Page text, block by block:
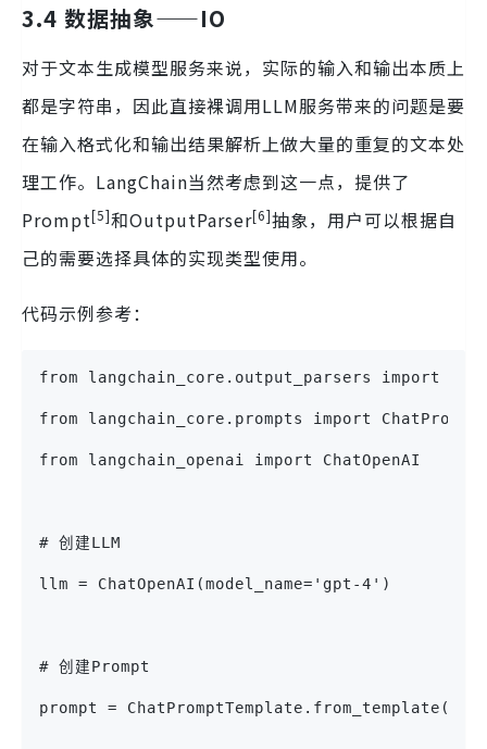
3.4 数据抽象——IO
对于文本生成模型服务来说，实际的输入和输出本质上
都是字符串，因此直接裸调用LLM服务带来的问题是要
在输入格式化和输出结果解析上做大量的重复的文本处
理工作。LangChain当然考虑到这一点，提供了
Prompt[5]和OutputParser[6]抽象，用户可以根据自
己的需要选择具体的实现类型使用。
代码示例参考：
from langchain_core.output_parsers import
from langchain_core.prompts import
from langchain_openai import ChatOpenAI
# 创建LLM
llm = ChatOpenAI(model_name='gpt-4')
# 创建Prompt
prompt =